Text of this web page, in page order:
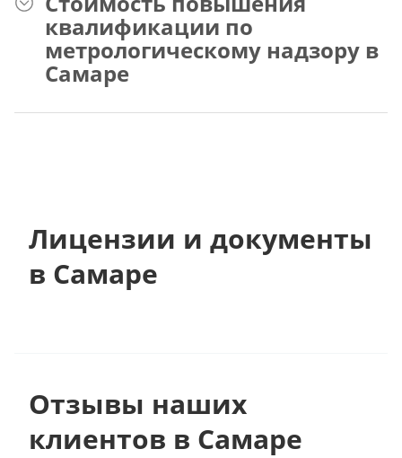
квалификации по
метрологическому надзору в
Самаре
Лицензии и документы
в Самаре
Отзывы наших
клиентов в Самаре